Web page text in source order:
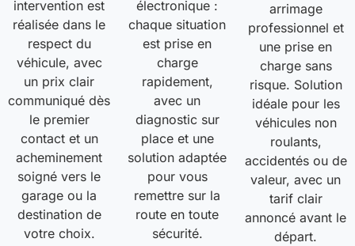
intervention est
réalisée dans le
respect du
véhicule, avec
un prix clair
communiqué dès
le premier
contact et un
acheminement
soigné vers le
garage ou la
destination de
votre choix.
électronique :
chaque situation
est prise en
charge
rapidement,
avec un
diagnostic sur
place et une
solution adaptée
pour vous
remettre sur la
route en toute
sécurité.
arrimage
professionnel et
une prise en
charge sans
risque. Solution
idéale pour les
véhicules non
roulants,
accidentés ou de
valeur, avec un
tarif clair
annoncé avant le
départ.